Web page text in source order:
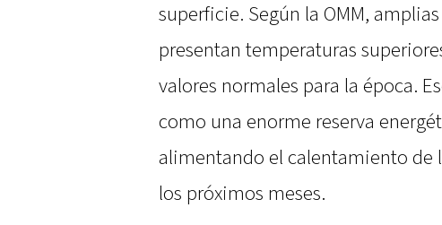
superficie. Según la OMM,
presentan temperaturas
valores normales para la época.
como una enorme reserva
alimentando el calentamiento de
los próximos meses.